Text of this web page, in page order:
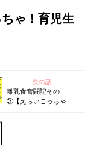
ゃ！育児生
次の話
離乳食奮闘記その
③【えらいこっちゃ！